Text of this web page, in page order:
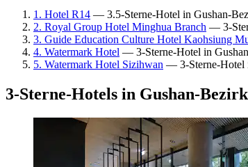
1. Hotel R14 — 3.5-Sterne-Hotel in Gushan-
2. Royal Group Hotel Minghua Branch — 3-
3. Guide Education Culture Hotel Kaohsiung
4. Watermark Hotel — 3-Sterne-Hotel in
5. Watermark Hotel Sizihwan — 3-Sterne-Hotel
3-Sterne-Hotels in Gushan-Bezirk